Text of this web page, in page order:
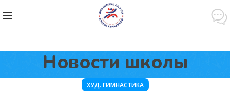
Новости школы
ХУД. ГИМНАСТИКА